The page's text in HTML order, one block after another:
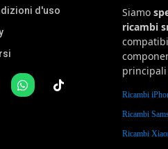
d'uso
Siamo
ricambi
Ricambi
Ricambi
Ricambi